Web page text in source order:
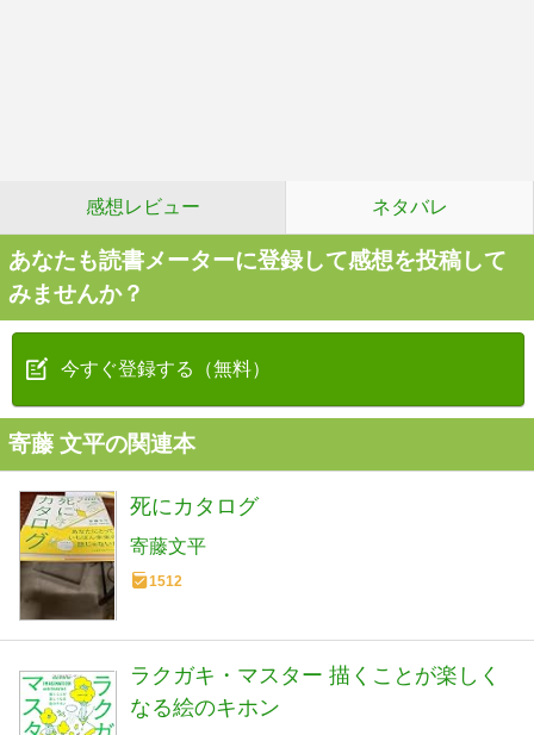
感想レビュー ネタバレ
あなたも読書メーターに登録して感想を投稿して
みませんか？
今すぐ登録する（無料）
寄藤 文平の関連本
死にカタログ
寄藤文平
1512
ラクガキ・マスター 描くことが楽しく
なる絵のキホン